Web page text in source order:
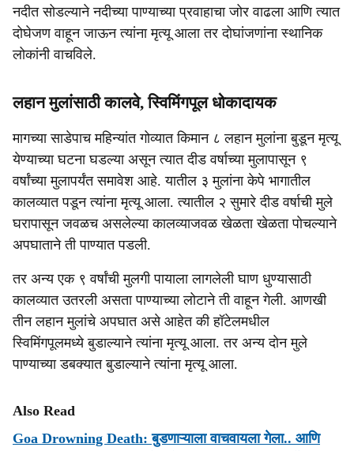
नदीत सोडल्‍याने नदीच्‍या पाण्‍याच्‍या प्रवाहाचा जोर वाढला आणि त्‍यात
दोघेजण वाहून जाऊन त्‍यांना मृत्‍यू आला तर दोघांजणांना स्‍थानिक
लोकांनी वाचविले.
लहान मुलांसाठी कालवे, स्‍विमिंगपूल धोकादायक
मागच्‍या साडेपाच महिन्‍यांत गोव्‍यात किमान ८ लहान मुलांना बुडून मृत्‍यू
येण्‍याच्‍या घटना घडल्‍या असून त्‍यात दीड वर्षाच्‍या मुलापासून ९
वर्षांच्‍या मुलापर्यंत समावेश आहे. यातील ३ मुलांना केपे भागातील
कालव्‍यात पडून त्‍यांना मृत्‍यू आला. त्‍यातील २ सुमारे दीड वर्षाची मुले
घरापासून जवळच असलेल्‍या कालव्‍याजवळ खेळता खेळता पाेचल्‍याने
अपघाताने ती पाण्‍यात पडली.
तर अन्‍य एक ९ वर्षांची मुलगी पायाला लागलेली घाण धुण्‍यासाठी
कालव्‍यात उतरली असता पाण्‍याच्‍या लोटाने ती वाहून गेली. आणखी
तीन लहान मुलांचे अपघात असे आहेत की हॉटेलमधील
स्‍विमिंगपूलमध्‍ये बुडाल्‍याने त्‍यांना मृत्‍यू आला. तर अन्‍य दाेन मुले
पाण्‍याच्‍या डबक्‍यात बुडाल्‍याने त्‍यांना मृत्‍यू आला.
Also Read
Goa Drowning Death: बुडणाऱ्याला वाचवायला गेला.. आणि